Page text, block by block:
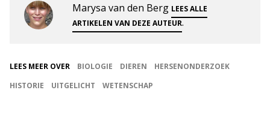
Marysa van den Berg LEES ALLE
ARTIKELEN VAN DEZE AUTEUR.
LEES MEER OVER BIOLOGIE DIEREN
HERSENONDERZOEK
HISTORIE
UITGELICHT WETENSCHAP